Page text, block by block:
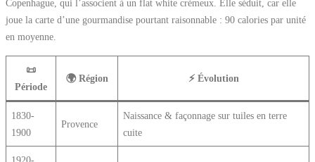
Copenhague, qui l’associent à un flat white crémeux. Elle séduit, car elle
joue la carte d’une gourmandise pourtant raisonnable : 90 calories par unité
en moyenne.
📜
Période
🌍 Région ⚡ Évolution
1830-
1900
Provence
Naissance & façonnage sur tuiles en terre
cuite
1920-